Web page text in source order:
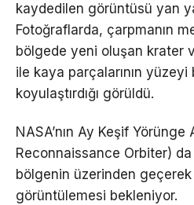
kaydedilen görüntüsü yan
Fotoğraflarda, çarpmanın
bölgede yeni oluşan krater
ile kaya parçalarının
koyulaştırdığı görüldü.
NASA’nın Ay Keşif Yörünge
Reconnaissance Orbiter)
bölgenin üzerinden
görüntülemesi bekleniyor.